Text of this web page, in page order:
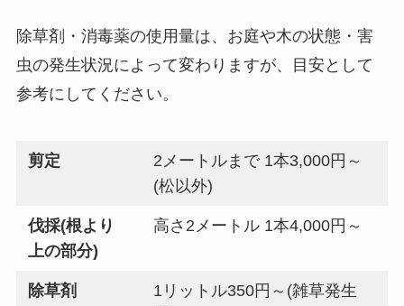
除草剤・消毒薬の使用量は、お庭や木の状態・害
虫の発生状況によって変わりますが、目安として
参考にしてください。
剪定
2メートルまで 1本3,000円～
(松以外)
伐採(根より
上の部分)
高さ2メートル 1本4,000円～
除草剤
1リットル350円～(雑草発生